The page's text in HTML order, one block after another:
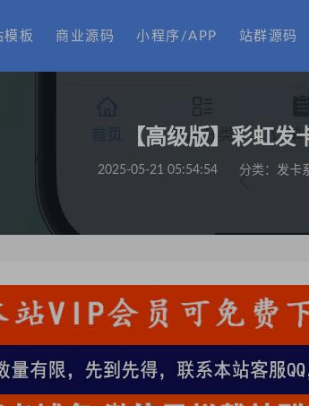
模板 商业源码 小程序/APP 站群源码
【高级版】彩虹发
2025-05-21 05:54:54 分类： 发卡